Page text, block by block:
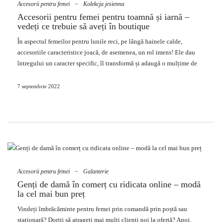
elegante domină printre ele, dar și elemente mult mai funcționale și
mai prestigioase printre articolele din piele pentru femei. Acestea
includ portofele elegante și practice, fără de care este dificil de făcut
zilnic. În ciuda digitalizării în curs de dezvoltare și a plăților
telefonice, multe femei folosesc în continuare portofelul fizic clasic,
care deține bani și documente, precum și fotografii ale celor dragi și
carduri …
Accesorii pentru femei ~ Kolekcja jesienna
Accesorii pentru femei pentru toamnă și iarnă –
vedeți ce trebuie să aveți în boutique
În aspectul femeilor pentru lunile reci, pe lângă hainele calde,
accesoriile caracteristice joacă, de asemenea, un rol imens! Ele dau
întregului un caracter specific, îl transformă și adaugă o mulțime de
accesorii pentru femei
Genți de mână, eșarfe, pălării și curele sunt doar câteva dintre
aspectul lor de zi cu zi. Grupul de accesorii include multe lucruri
mici
, dar și galanterieși diverse gadgeturi, care transformă perfect
stilizări aparent obișnuite. Cu capacul drept pe cap sau cu o geantă de
interesantă și câștigă profunzime. Suplimentele se schimbă pe piață în
7 septembrie 2022
Accesorii pentru femei ~ Galanterie
Genți de damă în comerț cu ridicata online – modă
la cel mai bun preț
Vindeți îmbrăcăminte pentru femei prin comandă prin poștă sau
staționară? Doriți să atrageți mai mulți clienți noi la ofertă? Apoi,